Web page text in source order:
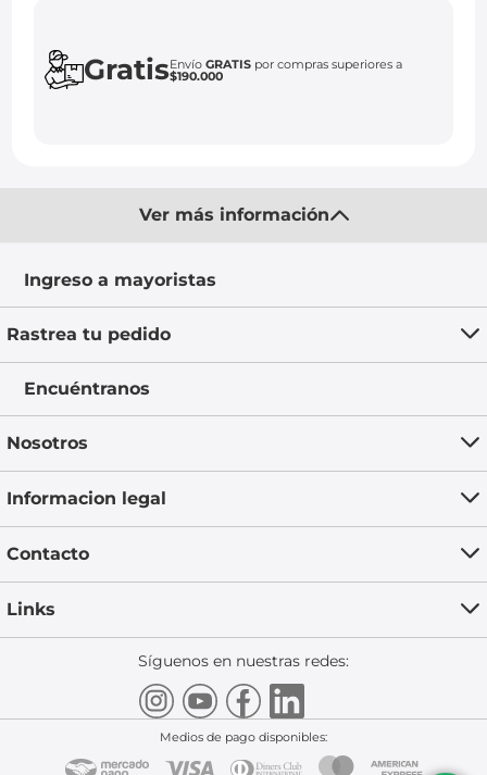
GratisEnvíoGRATIS por compras superiores a
$190.000
Ver más información
Ingreso a mayoristas
Rastrea tu pedido
Encuéntranos
Nosotros
Informacion legal
Contacto
Links
Síguenos en nuestras redes:
Medios de pago disponibles: